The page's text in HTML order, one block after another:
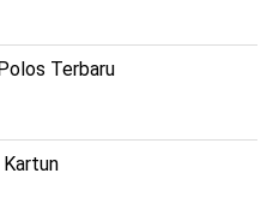
Terbaru